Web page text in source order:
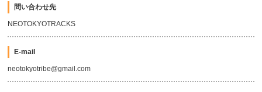
問い合わせ先
NEOTOKYOTRACKS
E-mail
neotokyotribe@gmail.com